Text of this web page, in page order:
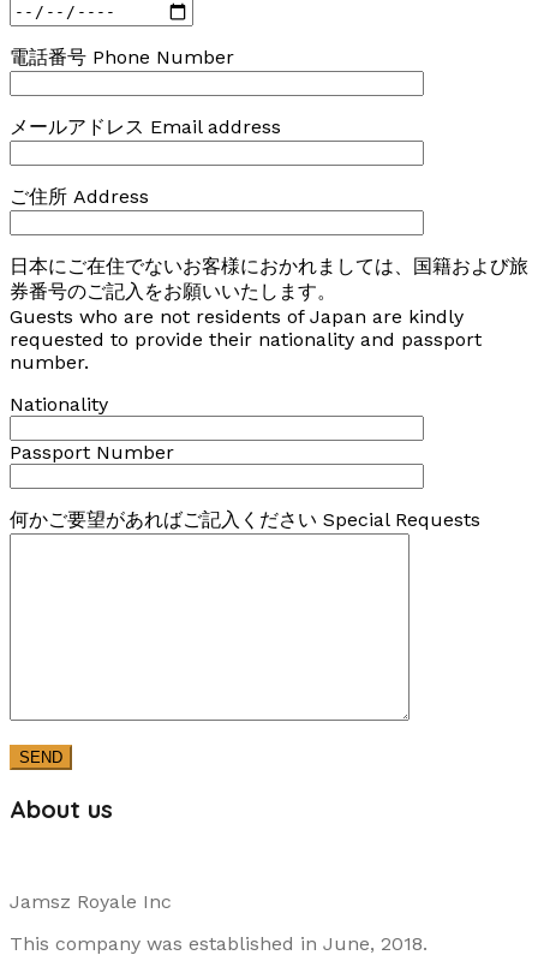
電話番号 Phone Number
メールアドレス Email address
ご住所 Address
日本にご在住でないお客様におかれましては、国籍および旅
券番号のご記入をお願いいたします。
Guests who are not residents of Japan are kindly
requested to provide their nationality and passport
number.
Nationality
Passport Number
何かご要望があればご記入ください Special Requests
About us
Jamsz Royale Inc
This company was established in June, 2018.